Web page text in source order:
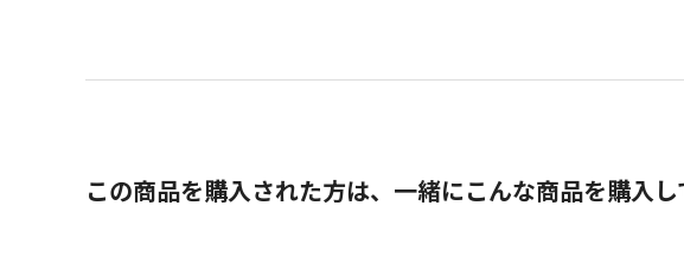
この商品を購入された方は、一緒にこんな商品を購入し